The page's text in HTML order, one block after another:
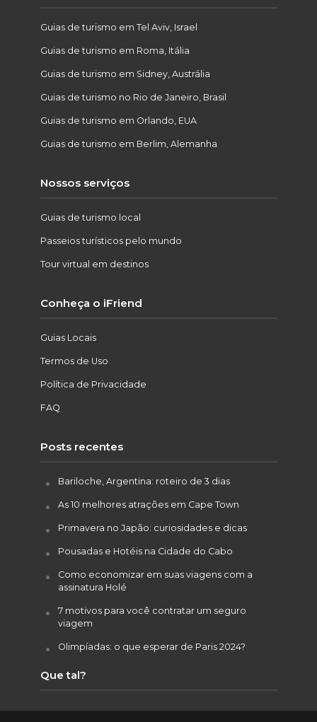
Guias de turismo em Tel Aviv, Israel
Guias de turismo em Roma, Itália
Guias de turismo em Sidney, Austrália
Guias de turismo no Rio de Janeiro, Brasil
Guias de turismo em Orlando, EUA
Guias de turismo em Berlim, Alemanha
Nossos serviços
Guias de turismo local
Passeios turísticos pelo mundo
Tour virtual em destinos
Conheça o iFriend
Guias Locais
Termos de Uso
Política de Privacidade
FAQ
Posts recentes
Bariloche, Argentina: roteiro de 3 dias
As 10 melhores atrações em Cape Town
Primavera no Japão: curiosidades e dicas
Pousadas e Hotéis na Cidade do Cabo
Como economizar em suas viagens com a
assinatura Holé
7 motivos para você contratar um seguro
viagem
Olimpíadas: o que esperar de Paris 2024?
Que tal?